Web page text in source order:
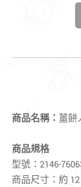
商品名稱： 薑餅
商品規格
型號：2146-
商品尺寸：約